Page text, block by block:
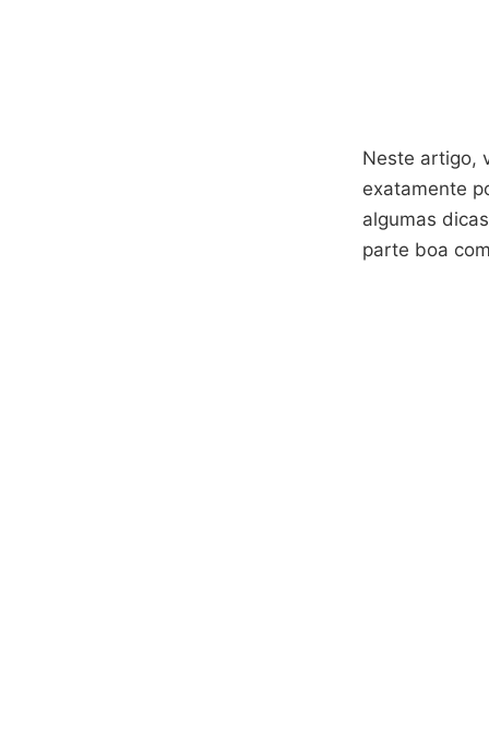
Neste artigo,
exatamente
algumas
parte boa